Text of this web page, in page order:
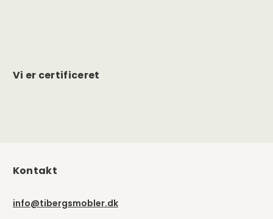
Vi er certificeret
Kontakt
info@tibergsmobler.dk